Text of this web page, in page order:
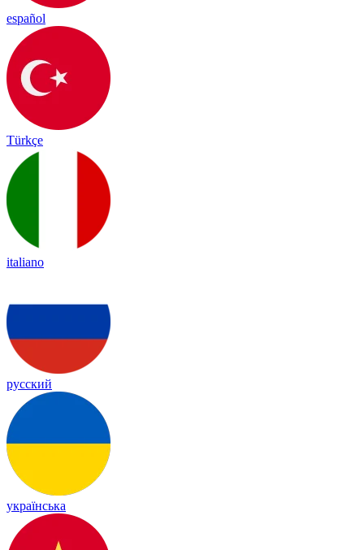
español
Türkçe
italiano
русский
українська